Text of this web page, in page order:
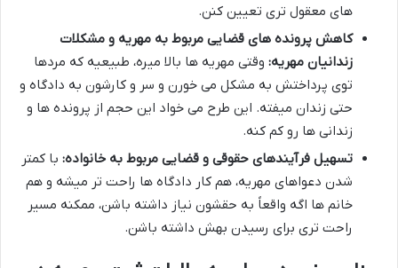
های معقول تری تعیین کنن.
کاهش پرونده های قضایی مربوط به مهریه و مشکلات
زندانیان مهریه: وقتی مهریه ها بالا میره، طبیعیه که مردها
توی پرداختش به مشکل می خورن و سر و کارشون به دادگاه و
حتی زندان میفته. این طرح می خواد این حجم از پرونده ها و
زندانی ها رو کم کنه.
تسهیل فرآیندهای حقوقی و قضایی مربوط به خانواده: با کمتر
شدن دعواهای مهریه، هم کار دادگاه ها راحت تر میشه و هم
خانم ها اگه واقعاً به حقشون نیاز داشته باشن، ممکنه مسیر
راحت تری برای رسیدن بهش داشته باشن.